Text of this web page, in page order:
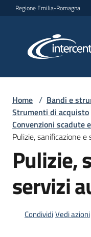
Vai al contenuto
Vai alla navigazione
Vai al footer
Regione Emilia-Romagna
Bandi
strumenti
Home / Bandi e
Strumenti di acquisto
Convenzioni scadute
Pulizie, sanificazione e
Pulizie,
servizi
CondividiVedi azioni